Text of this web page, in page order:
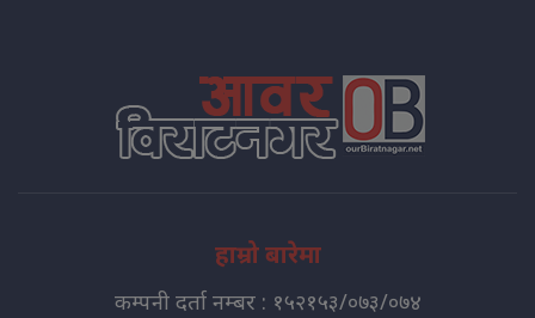
हाम्रो बारेमा
कम्पनी दर्ता नम्बर : १५२१५३/०७३/०७४